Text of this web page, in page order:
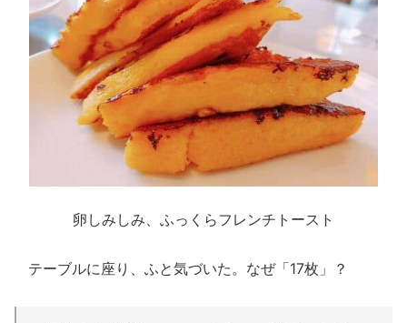
卵しみしみ、ふっくらフレンチトースト
テーブルに座り、ふと気づいた。なぜ「17枚」？